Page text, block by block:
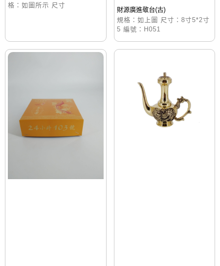
格：如圖所示 尺寸
財源廣進敬台(古)
規格：如上圖 尺寸：8寸5*2寸
5 編號：H051